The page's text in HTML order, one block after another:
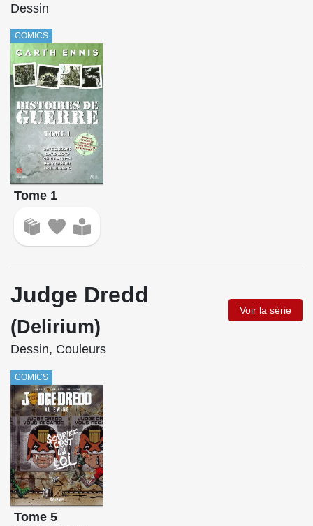
Dessin
COMICS
Tome 1
Judge Dredd
(Delirium)
Voir la série
Dessin, Couleurs
COMICS
Tome 5